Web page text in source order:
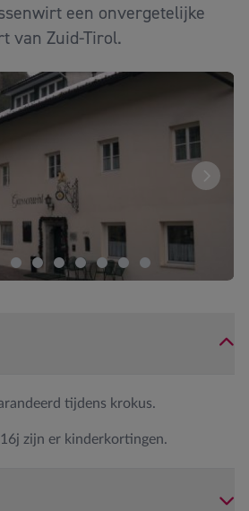
een onvergetelijke
van Zuid-Tirol.
geen kamers beschikbaar voor deze
tijdens krokus.
zijn er kinderkortingen.